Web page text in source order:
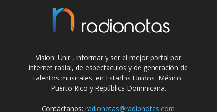
Vision: Unir , informar y ser el mejor portal por
internet radial, de espectáculos y de generación de
talentos musicales, en Estados Unidos, México,
Puerto Rico y República Dominicana.
Contáctanos:radionotas@radionotas.com